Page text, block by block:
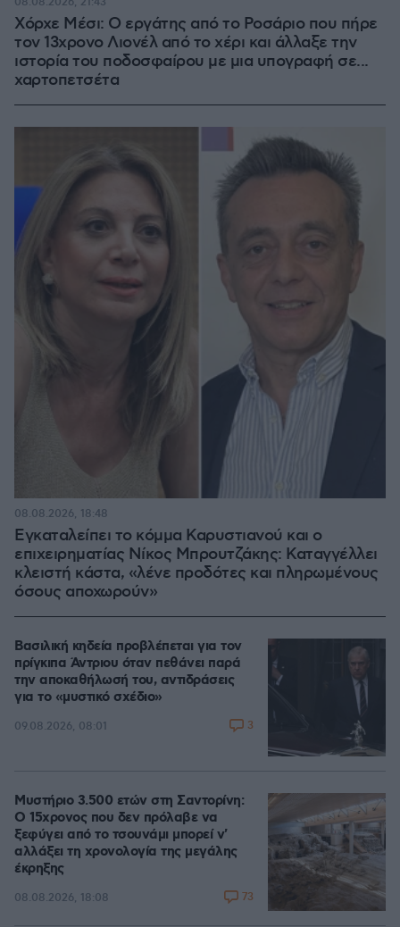
Χόρχε Μέσι: Ο εργάτης από το Ροσάριο που πήρε
τον 13χρονο Λιονέλ από το χέρι και άλλαξε την
ιστορία του ποδοσφαίρου με μια υπογραφή σε...
χαρτοπετσέτα
Εγκαταλείπει το κόμμα Καρυστιανού και ο
επιχειρηματίας Νίκος Μπρουτζάκης: Καταγγέλλει
κλειστή κάστα, «λένε προδότες και πληρωμένους
όσους αποχωρούν»
08.08.2026, 18:48
Βασιλική κηδεία προβλέπεται για τον
πρίγκιπα Άντριου όταν πεθάνει παρά
την αποκαθήλωσή του, αντιδράσεις
για το «μυστικό σχέδιο»
09.08.2026, 08:01 3
Μυστήριο 3.500 ετών στη Σαντορίνη:
Ο 15χρονος που δεν πρόλαβε να
ξεφύγει από το τσουνάμι μπορεί ν'
αλλάξει τη χρονολογία της μεγάλης
έκρηξης
08.08.2026, 18:08 73